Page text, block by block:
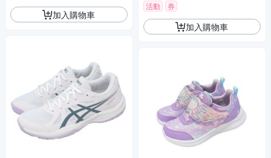
加入購物車
活動 券
加入購物車